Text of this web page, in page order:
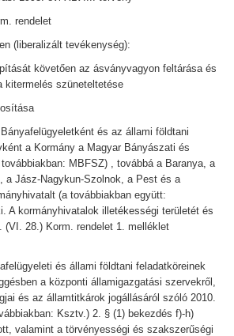
rendelet
(liberalizált tevékenység):
követően az ásványvagyon feltárása és
kitermelés szüneteltetése
és az állami földtani
a Kormány a Magyar Bányászati és
MBFSZ) , továbbá a Baranya, a
a Jász-Nagykun-Szolnok, a Pest és a
(a továbbiakban együtt:
A kormányhivatalok illetékességi területét és
(VI. 28.) Korm. rendelet 1. melléklet
és állami földtani feladatköreinek
a központi államigazgatási szervekről,
és az államtitkárok jogállásáról szóló 2010.
Ksztv.) 2. § (1) bekezdés f)-h)
valamint a törvényességi és szakszerűségi